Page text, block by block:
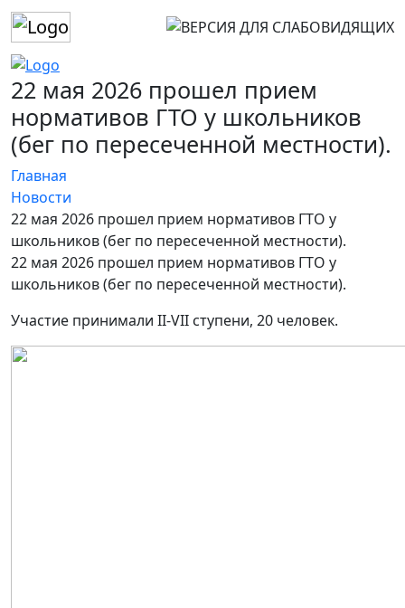
22 мая 2026 прошел прием
нормативов ГТО у школьников
(бег по пересеченной местности).
Главная
Новости
22 мая 2026 прошел прием нормативов ГТО у
школьников (бег по пересеченной местности).
22 мая 2026 прошел прием нормативов ГТО у
школьников (бег по пересеченной местности).
Участие принимали II-VII ступени, 20 человек.